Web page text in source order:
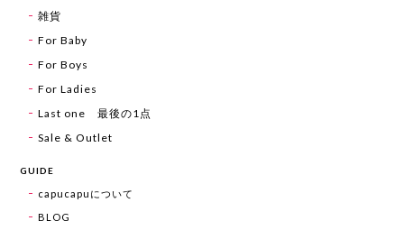
雑貨
For Baby
For Boys
For Ladies
Last one 最後の1点
Sale & Outlet
GUIDE
capucapuについて
BLOG